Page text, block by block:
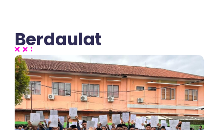
Berdaulat
No Comments